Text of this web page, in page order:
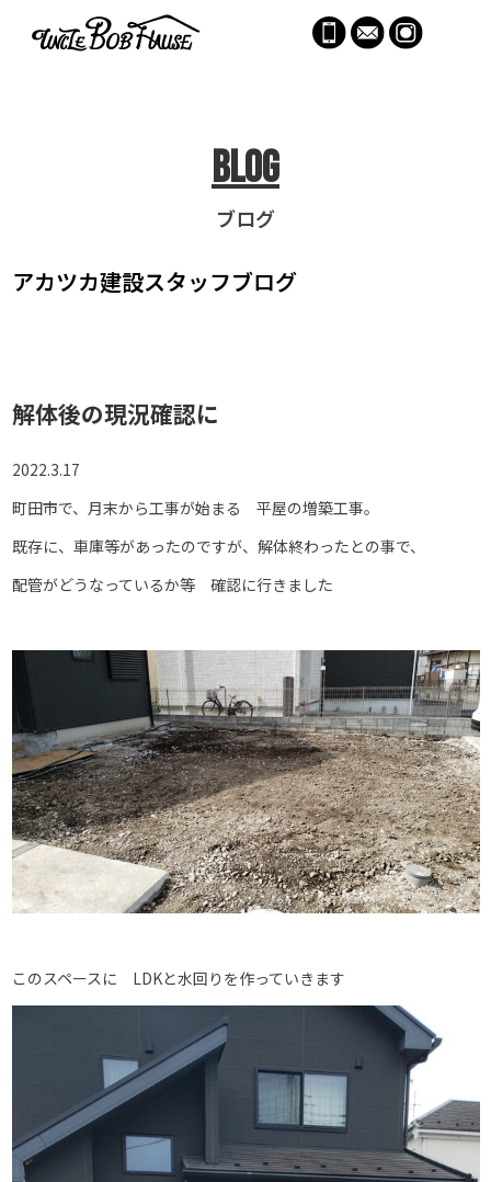
Blog
ブログ
アカツカ建設スタッフブログ
解体後の現況確認に
2022.3.17
町田市で、月末から工事が始まる 平屋の増築工事。
既存に、車庫等があったのですが、解体終わったとの事で、
配管がどうなっているか等 確認に行きました
このスペースに LDKと水回りを作っていきます